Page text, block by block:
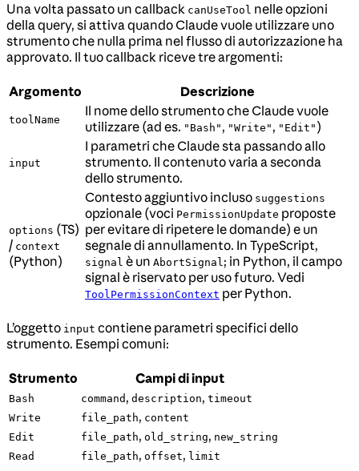
Una volta passato un callback canUseTool nelle opzioni
della query, si attiva quando Claude vuole utilizzare uno
strumento che nulla prima nel flusso di autorizzazione ha
approvato. Il tuo callback riceve tre argomenti:
Argomento Descrizione
toolName
Il nome dello strumento che Claude vuole
utilizzare (ad es. "Bash" , "Write" , "Edit" )
input
I parametri che Claude sta passando allo
strumento. Il contenuto varia a seconda
dello strumento.
options (TS)
/ context
(Python)
Contesto aggiuntivo incluso suggestions
opzionale (voci PermissionUpdate proposte
per evitare di ripetere le domande) e un
segnale di annullamento. In TypeScript,
signal è un AbortSignal; in Python, il campo
signal è riservato per uso futuro. Vedi
ToolPermissionContext per Python.
L’oggetto input contiene parametri specifici dello
strumento. Esempi comuni:
Strumento Campi di input
Bash command , description, timeout
Write
file_path, content
Edit
file_path, old_string, new_string
Read
file_path, offset, limit